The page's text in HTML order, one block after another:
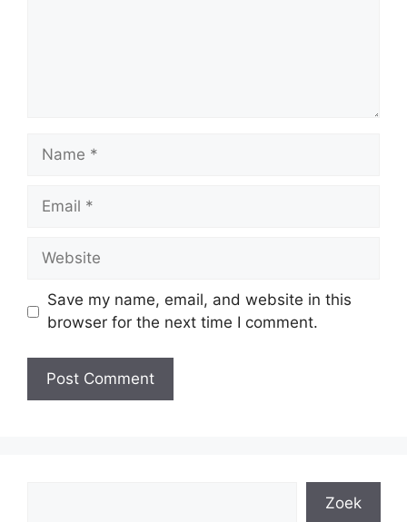
Name
Email
Website
Save my name, email, and website in this
browser for the next time I comment.
Zoek